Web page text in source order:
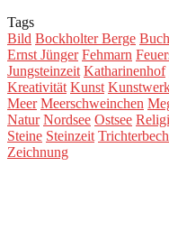
Tags
Bild Bockholter Berge Buch
Ernst Jünger Fehmarn
Jungsteinzeit Katharinenhof
Kreativität Kunst
Meer Meerschweinchen
Natur Nordsee Ostsee
Steine Steinzeit
Zeichnung